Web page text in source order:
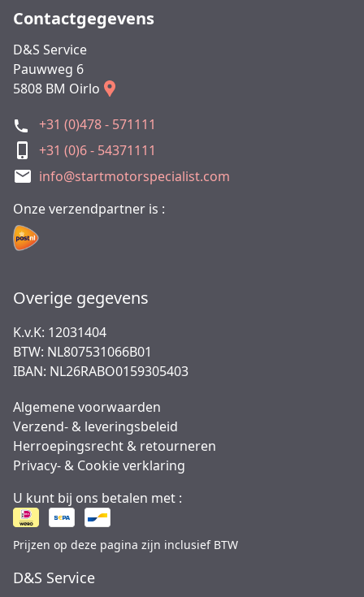
Contactgegevens
D&S Service
Pauwweg 6
5808 BM Oirlo
+31 (0)478 - 571111
+31 (0)6 - 54371111
info@startmotorspecialist.com
Onze verzendpartner is :
Overige gegevens
K.v.K: 12031404
BTW: NL807531066B01
IBAN: NL26RABO0159305403
Algemene voorwaarden
Verzend- & leveringsbeleid
Herroepingsrecht & retourneren
Privacy- & Cookie verklaring
U kunt bij ons betalen met :
Prijzen op deze pagina zijn inclusief BTW
D&S Service